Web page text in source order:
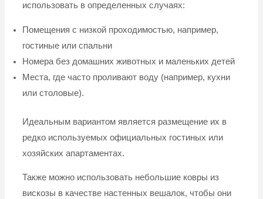
использовать в определенных случаях:
Помещения с низкой проходимостью, например,
гостиные или спальни
Номера без домашних животных и маленьких детей
Места, где часто проливают воду (например, кухни
или столовые).
Идеальным вариантом является размещение их в
редко используемых официальных гостиных или
хозяйских апартаментах.
Также можно использовать небольшие ковры из
вискозы в качестве настенных вешалок, чтобы они